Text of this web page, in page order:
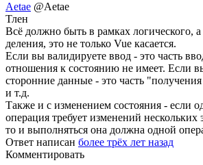
Aetae @Aetae
Тлен
Всё должно быть в рамках логического, а
деления, это не только Vue касается.
Если вы валидируете ввод - это часть
отношения к состоянию не имеет. Если
сторонние данные - это часть
и т.д.
Также и с изменением состояния - если
операция требует изменений нескольких
то и выполняться она должна одной
Ответ написан более трёх лет назад
Комментировать